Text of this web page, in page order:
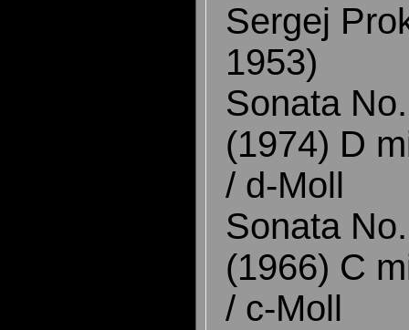
Sergej
1953)
Sonata
(1974) D
/ d-Moll
Sonata
(1966) C
/ c-Moll